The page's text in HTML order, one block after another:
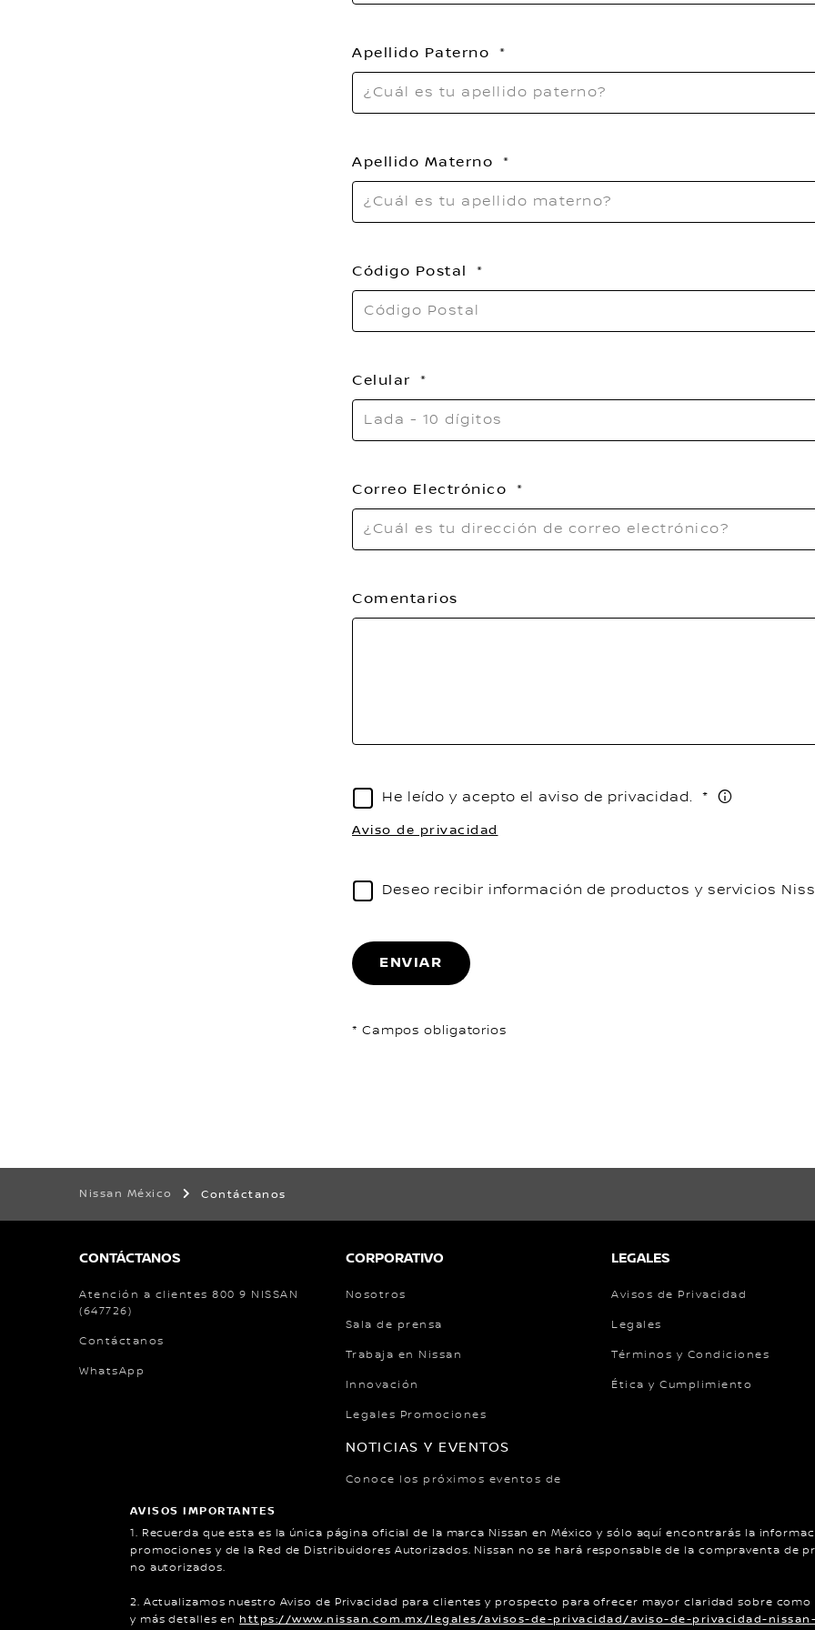
AVISOS IMPORTANTES
1. Recuerda que esta es la única página oficial de la marca Nissan en México y sólo aquí encontrarás la
promociones y de la Red de Distribuidores Autorizados. Nissan no se hará responsable de la compraventa de
no autorizados.
2. Actualizamos nuestro Aviso de Privacidad para clientes y prospecto para ofrecer mayor claridad sobre
y más detalles enhttps://www.nissan.com.mx/legales/avisos-de-privacidad/aviso-de-privacidad-
Apellido Paterno
Apellido Materno
Código Postal
Celular
Correo Electrónico
Comentarios
He leído y acepto el aviso de privacidad.
Aviso de privacidad
Deseo recibir información de productos y servicios
ENVIAR
* Campos obligatorios
Nissan México Contáctanos
CONTÁCTANOS
Atención a clientes 800 9 NISSAN
(647726)
Contáctanos
WhatsApp
CORPORATIVO
Nosotros
Sala de prensa
Trabaja en Nissan
Innovación
Legales Promociones
NOTICIAS Y EVENTOS
Conoce los próximos eventos de
LEGALES
Avisos de Privacidad
Legales
Términos y Condiciones
Ética y Cumplimiento
Mapa del Sitio Política de Integridad Llamados a Revisión Nissan Global © Nissan